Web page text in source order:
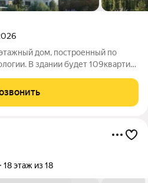
В здании будет 109квартир,
в
18 этаж из 18